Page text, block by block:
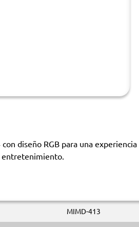
diseño RGB para una
entretenimiento.
MIMD-413